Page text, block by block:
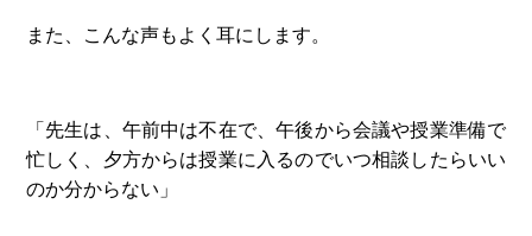
また、こんな声もよく耳にします。
「先生は、午前中は不在で、午後から会議や授業準備で
忙しく、夕方からは授業に入るのでいつ相談したらいい
のか分からない」